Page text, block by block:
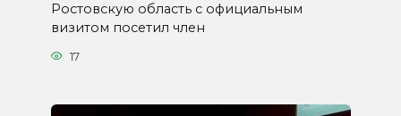
Ростовскую область с официальным
визитом посетил член
17